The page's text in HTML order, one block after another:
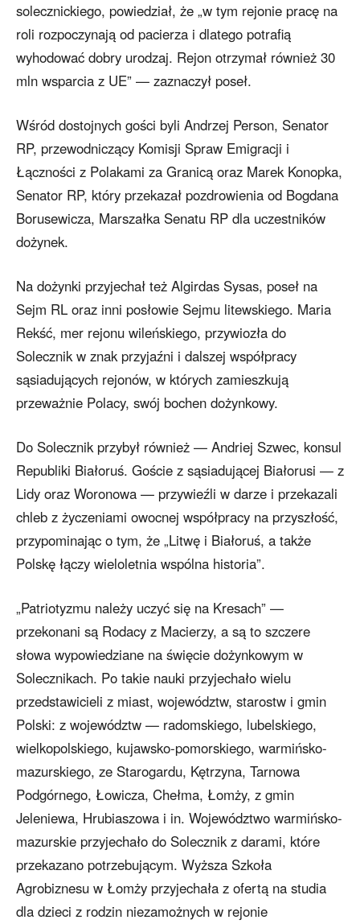
solecznickiego, powiedział, że „w tym rejonie pracę na
roli rozpoczynają od pacierza i dlatego potrafią
wyhodować dobry urodzaj. Rejon otrzymał również 30
mln wsparcia z UE” — zaznaczył poseł.
Wśród dostojnych gości byli Andrzej Person, Senator
RP, przewodniczący Komisji Spraw Emigracji i
Łączności z Polakami za Granicą oraz Marek Konopka,
Senator RP, który przekazał pozdrowienia od Bogdana
Borusewicza, Marszałka Senatu RP dla uczestników
dożynek.
Na dożynki przyjechał też Algirdas Sysas, poseł na
Sejm RL oraz inni posłowie Sejmu litewskiego. Maria
Rekść, mer rejonu wileńskiego, przywiozła do
Solecznik w znak przyjaźni i dalszej współpracy
sąsiadujących rejonów, w których zamieszkują
przeważnie Polacy, swój bochen dożynkowy.
Do Solecznik przybył również — Andriej Szwec, konsul
Republiki Białoruś. Goście z sąsiadującej Białorusi — z
Lidy oraz Woronowa — przywieźli w darze i przekazali
chleb z życzeniami owocnej współpracy na przyszłość,
przypominając o tym, że „Litwę i Białoruś, a także
Polskę łączy wieloletnia wspólna historia”.
„Patriotyzmu należy uczyć się na Kresach” —
przekonani są Rodacy z Macierzy, a są to szczere
słowa wypowiedziane na święcie dożynkowym w
Solecznikach. Po takie nauki przyjechało wielu
przedstawicieli z miast, województw, starostw i gmin
Polski: z województw — radomskiego, lubelskiego,
wielkopolskiego, kujawsko-pomorskiego, warmińsko-
mazurskiego, ze Starogardu, Kętrzyna, Tarnowa
Podgórnego, Łowicza, Chełma, Łomży, z gmin
Jeleniewa, Hrubiaszowa i in. Województwo warmińsko-
mazurskie przyjechało do Solecznik z darami, które
przekazano potrzebującym. Wyższa Szkoła
Agrobiznesu w Łomży przyjechała z ofertą na studia
dla dzieci z rodzin niezamożnych w rejonie